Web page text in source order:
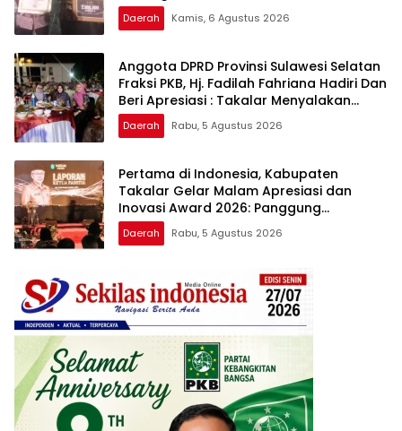
Daerah Kamis, 6 Agustus 2026
Anggota DPRD Provinsi Sulawesi Selatan
Fraksi PKB, Hj. Fadilah Fahriana Hadiri Dan
Beri Apresiasi : Takalar Menyalakan
Lentera Pengabdian Melalui Malam
Apresiasi dan Inovasi Award 2026
Daerah Rabu, 5 Agustus 2026
Pertama di Indonesia, Kabupaten
Takalar Gelar Malam Apresiasi dan
Inovasi Award 2026: Panggung
Penghargaan bagi Pelayan Publik
Berprestasi
Daerah Rabu, 5 Agustus 2026